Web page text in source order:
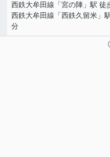
西鉄大牟田線 「宮の陣 」駅 徒
西鉄大牟田線 「西鉄久留米 」
分